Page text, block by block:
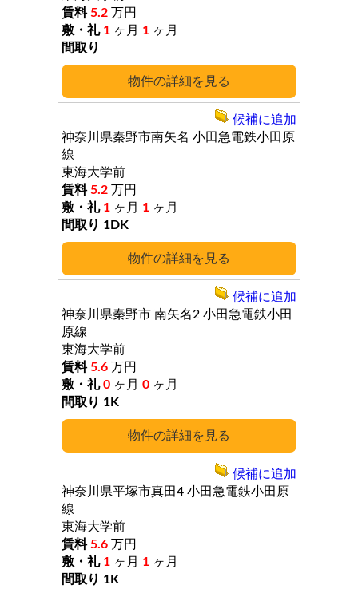
詳細
5.2 万円
1 ヶ月 1 ヶ月
詳細
神奈川県秦野市南矢名 小田急電鉄小田原
線
東海大学前
5.2 万円
1 ヶ月 1 ヶ月
1DK
候補に追加
詳細
神奈川県秦野市 南矢名2 小田急電鉄小田
原線
東海大学前
5.6 万円
0 ヶ月 0 ヶ月
1K
候補に追加
神奈川県平塚市真田4 小田急電鉄小田原
線
東海大学前
5.6 万円
1 ヶ月 1 ヶ月
1K
候補に追加